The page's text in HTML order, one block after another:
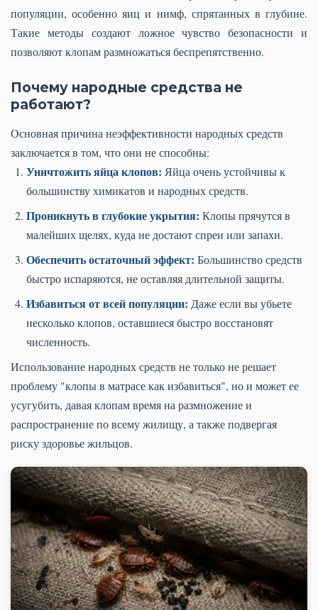
популяции, особенно яиц и нимф, спрятанных в глубине.
Такие методы создают ложное чувство безопасности и
позволяют клопам размножаться беспрепятственно.
Почему народные средства не
работают?
Основная причина неэффективности народных средств
заключается в том, что они не способны:
Уничтожить яйца клопов: Яйца очень устойчивы к
большинству химикатов и народных средств.
Проникнуть в глубокие укрытия: Клопы прячутся в
малейших щелях, куда не достают спреи или запахи.
Обеспечить остаточный эффект: Большинство средств
быстро испаряются, не оставляя длительной защиты.
Избавиться от всей популяции: Даже если вы убьете
несколько клопов, оставшиеся быстро восстановят
численность.
Использование народных средств не только не решает
проблему "клопы в матрасе как избавиться", но и может ее
усугубить, давая клопам время на размножение и
распространение по всему жилищу, а также подвергая
риску здоровье жильцов.